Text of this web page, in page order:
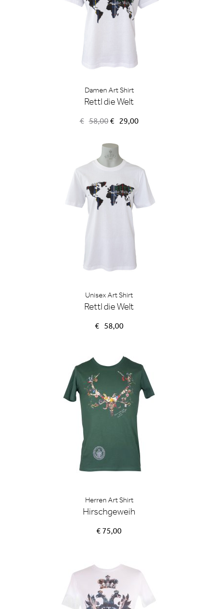
Damen Art Shirt
Rettl die Welt
€ 58,00Ursprünglicher
€58,00
€ 29,00Aktueller
Unisex Art Shirt
Rettl die Welt
€ 58,00
Herren Art Shirt
Hirschgeweih
€ 75,00